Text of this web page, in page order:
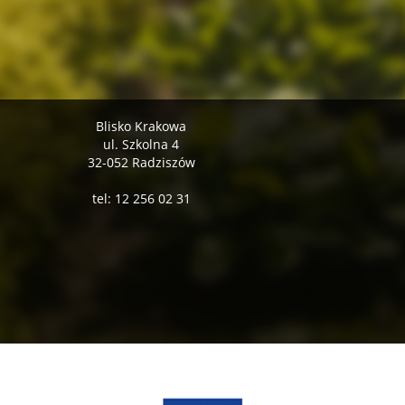
Blisko Krakowa
ul. Szkolna 4
32-052 Radziszów
tel: 12 256 02 31